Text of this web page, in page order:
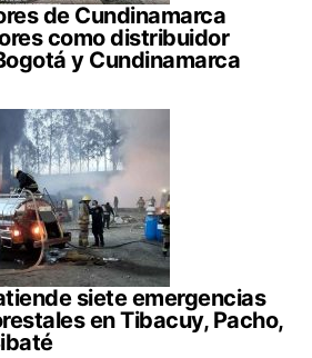
de Cundinamarca
como distribuidor
y Cundinamarca
siete emergencias
en Tibacuy, Pacho,